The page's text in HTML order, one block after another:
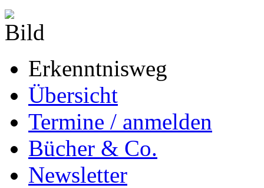
Erkenntnisweg
Übersicht
Termine / anmelden
Bücher & Co.
Newsletter